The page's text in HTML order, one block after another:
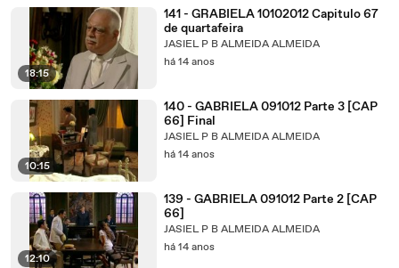
18:15
141 - GRABIELA 10102012 Capitulo 67
de quartafeira
JASIEL P B ALMEIDA ALMEIDA
há 14 anos
10:15
140 - GABRIELA 091012 Parte 3 [CAP
66] Final
JASIEL P B ALMEIDA ALMEIDA
há 14 anos
12:10
139 - GABRIELA 091012 Parte 2 [CAP
66]
JASIEL P B ALMEIDA ALMEIDA
há 14 anos